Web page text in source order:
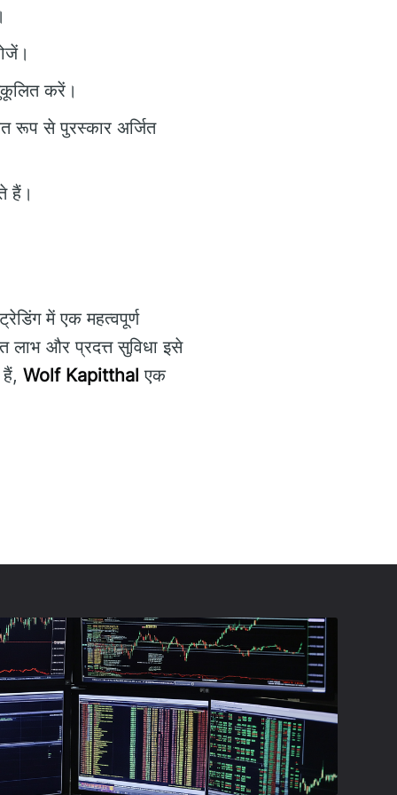
करें।
रूप से पुरस्कार अर्जित
हैं।
में एक महत्वपूर्ण
लाभ और प्रदत्त सुविधा इसे
Wolf Kapitthal एक